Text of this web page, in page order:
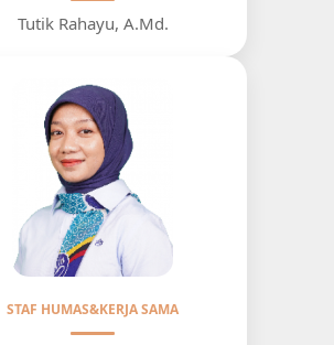
Tutik Rahayu, A.Md.
STAF HUMAS&KERJA SAMA